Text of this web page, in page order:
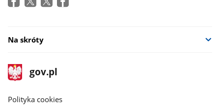
Na skróty
stopka
gov.pl
Strona
gov.pl
gov.pl
Polityka cookies